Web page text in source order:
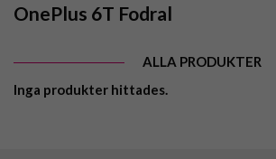
OnePlus 6T Fodral
ALLA PRODUKTER
Inga produkter hittades.